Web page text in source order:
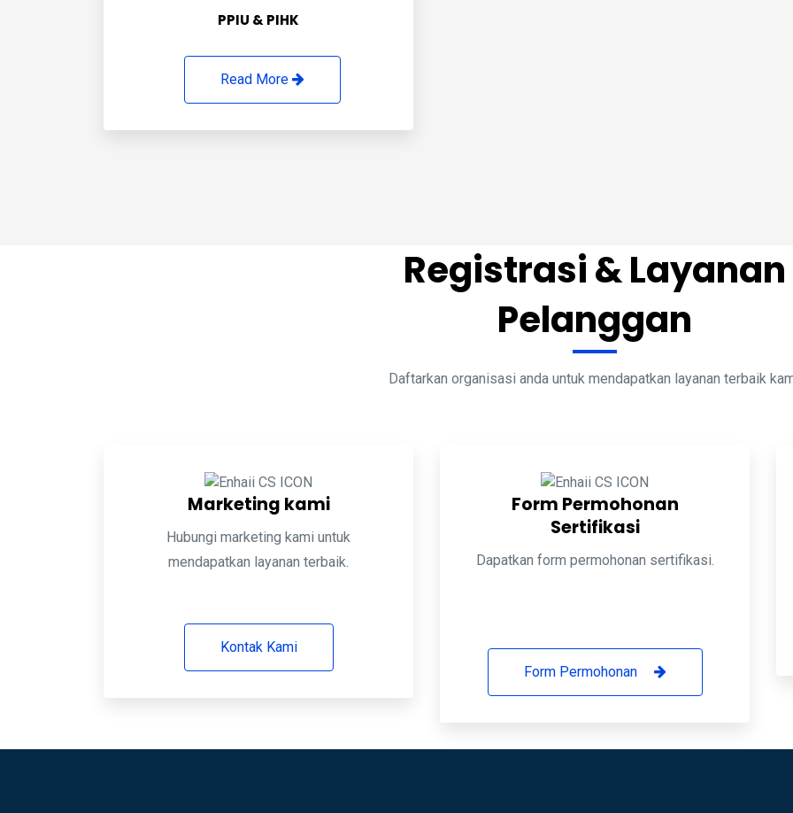
PPIU & PIHK
Read More
Registrasi & Layanan
Pelanggan
Daftarkan organisasi anda untuk mendapatkan layanan terbaik
Marketing kami
Hubungi marketing kami untuk
mendapatkan layanan terbaik.
Kontak Kami
Form Permohonan
Sertifikasi
Dapatkan form permohonan sertifikasi.
Form Permohonan